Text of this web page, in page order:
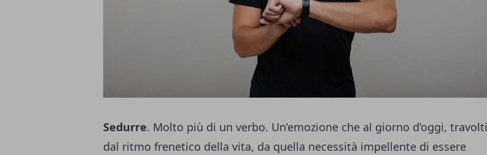
Sedurre. Molto più di un verbo. Un’emozione che al giorno d’oggi, travolti
dal ritmo frenetico della vita, da quella necessità impellente di essere